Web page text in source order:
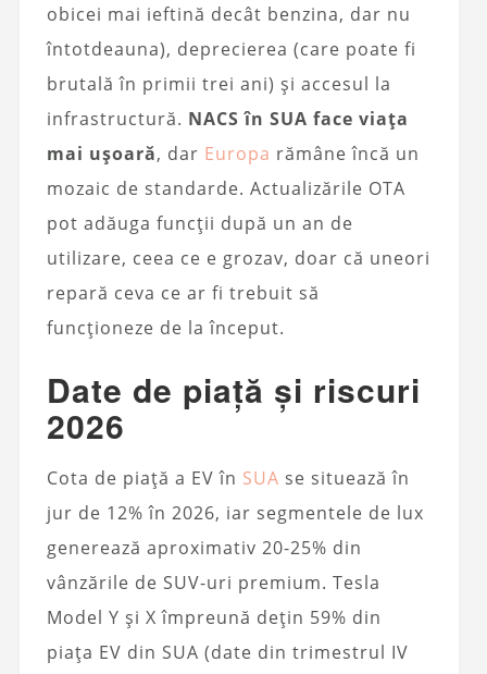
obicei mai ieftină decât benzina, dar nu
întotdeauna), deprecierea (care poate fi
brutală în primii trei ani) și accesul la
infrastructură. NACS în SUA face viața
mai ușoară, dar Europa rămâne încă un
mozaic de standarde. Actualizările OTA
pot adăuga funcții după un an de
utilizare, ceea ce e grozav, doar că uneori
repară ceva ce ar fi trebuit să
funcționeze de la început.
Date de piață și riscuri
2026
Cota de piață a EV în SUA se situează în
jur de 12% în 2026, iar segmentele de lux
generează aproximativ 20-25% din
vânzările de SUV-uri premium. Tesla
Model Y și X împreună dețin 59% din
piața EV din SUA (date din trimestrul IV